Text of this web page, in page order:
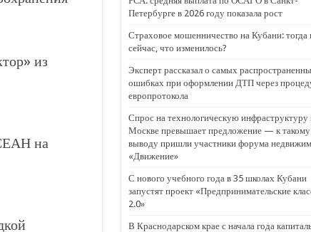
из
на
Петербурге в 2026 году показала рост
Страховое мошенничество на Кубани: тогда
сейчас, что изменилось?
Эксперт рассказал о самых
ошибках при оформлении ДТП через
европротокола
Спрос на технологическую инфраструктуру
Москве превышает предложение — к такому
выводу пришли участники форума
«Движение»
С нового учебного года в 35 школах Кубани
запустят проект «Предпринимательские
2.0»
В Краснодарском крае с начала года